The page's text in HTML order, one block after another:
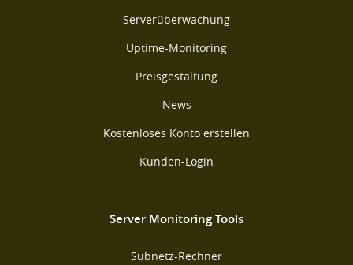
Serverüberwachung
Uptime-Monitoring
Preisgestaltung
News
Kostenloses Konto erstellen
Kunden-Login
Server Monitoring Tools
Subnetz-Rechner